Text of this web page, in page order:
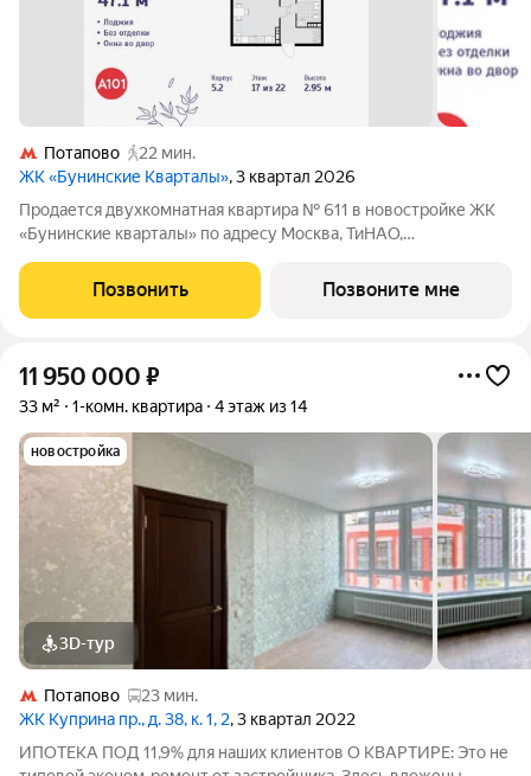
Потапово
22 мин.
ЖК «Бунинские Кварталы», 3 квартал 2026
Продается двухкомнатная квартира № 611 в новостройке ЖК
«Бунинские кварталы» по адресу Москва, ТиНАО,
административный округ, район Коммунарка, проспект
Куприна, 9к1. Общая площадь квартиры
Позвонить Позвоните мне
11 950 000 ₽
33 м² 1-комн. квартира 4 этаж из 14
новостройка
3D-тур
Потапово
23 мин.
ЖК Куприна пр., д. 38, к. 1, 2, 3 квартал 2022
ИПОТЕКА ПОД 11,9% для наших клиентов О КВАРТИРЕ: Это не